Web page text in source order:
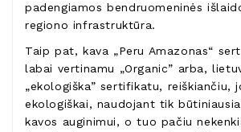
padengiamos bendruomeninės
regiono infrastruktūra.
Taip pat, kava „Peru Amazonas“
labai vertinamu „Organic” arba,
„ekologiška” sertifikatu, reiškiančiu,
ekologiškai, naudojant tik
kavos auginimui, o tuo pačiu